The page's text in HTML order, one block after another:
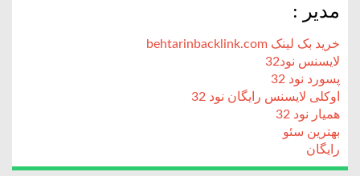
مدیر :
خرید بک لینک behtarinbacklink.com
لایسنس نود32
پسورد نود 32
اوکلی لایسنس رایگان نود 32
همیار نود 32
بهترین سئو
رایگان